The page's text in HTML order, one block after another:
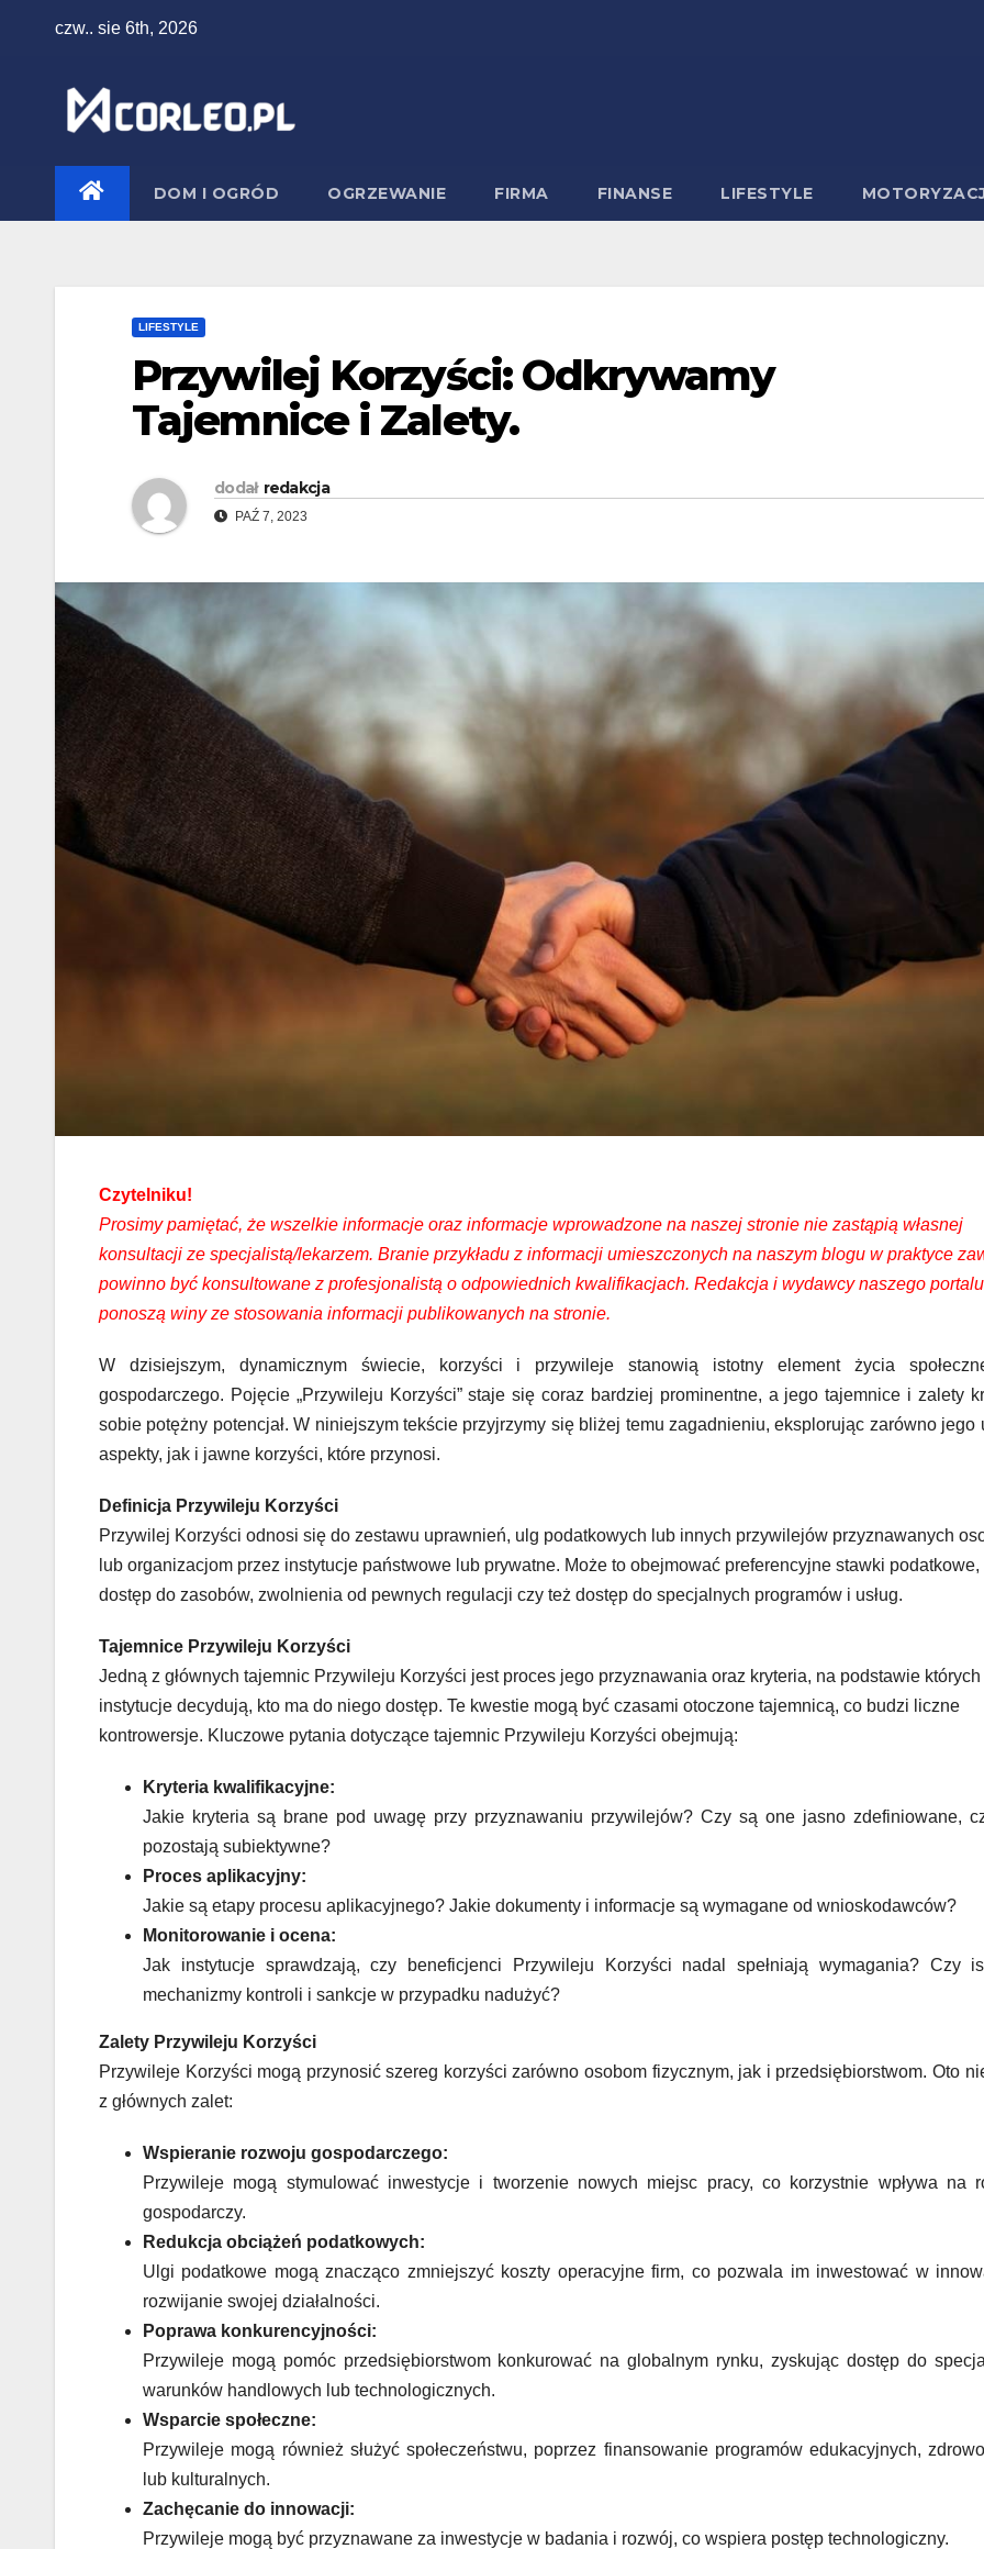
czw.. sie 6th, 2026
DOM I OGRÓD OGRZEWANIE FIRMA FINANSE LIFESTYLE
LIFESTYLE
Przywilej Korzyści: Odkrywamy
Tajemnice i Zalety.
dodał redakcja
PAŹ 7, 2023
Czytelniku!
Prosimy pamiętać, że wszelkie informacje oraz informacje wprowadzone na naszej stronie nie zastąpią własnej
konsultacji ze specjalistą/lekarzem. Branie przykładu z informacji umieszczonych na naszym blogu w praktyce
powinno być konsultowane z profesjonalistą o odpowiednich kwalifikacjach. Redakcja i wydawcy naszego
ponoszą winy ze stosowania informacji publikowanych na stronie.
W dzisiejszym, dynamicznym świecie, korzyści i przywileje stanowią istotny element życia
gospodarczego. Pojęcie „Przywileju Korzyści” staje się coraz bardziej prominentne, a jego tajemnice i zalety
sobie potężny potencjał. W niniejszym tekście przyjrzymy się bliżej temu zagadnieniu, eksplorując zarówno jego
aspekty, jak i jawne korzyści, które przynosi.
Definicja Przywileju Korzyści
Przywilej Korzyści odnosi się do zestawu uprawnień, ulg podatkowych lub innych przywilejów przyznawanych
lub organizacjom przez instytucje państwowe lub prywatne. Może to obejmować preferencyjne stawki podatkowe,
dostęp do zasobów, zwolnienia od pewnych regulacji czy też dostęp do specjalnych programów i usług.
Tajemnice Przywileju Korzyści
Jedną z głównych tajemnic Przywileju Korzyści jest proces jego przyznawania oraz kryteria, na podstawie których
instytucje decydują, kto ma do niego dostęp. Te kwestie mogą być czasami otoczone tajemnicą, co budzi liczne
kontrowersje. Kluczowe pytania dotyczące tajemnic Przywileju Korzyści obejmują:
Kryteria kwalifikacyjne:
Jakie kryteria są brane pod uwagę przy przyznawaniu przywilejów? Czy są one jasno zdefiniowane,
pozostają subiektywne?
Proces aplikacyjny:
Jakie są etapy procesu aplikacyjnego? Jakie dokumenty i informacje są wymagane od wnioskodawców?
Monitorowanie i ocena:
Jak instytucje sprawdzają, czy beneficjenci Przywileju Korzyści nadal spełniają wymagania? Czy
mechanizmy kontroli i sankcje w przypadku nadużyć?
Zalety Przywileju Korzyści
Przywileje Korzyści mogą przynosić szereg korzyści zarówno osobom fizycznym, jak i przedsiębiorstwom. Oto
z głównych zalet:
Wspieranie rozwoju gospodarczego:
Przywileje mogą stymulować inwestycje i tworzenie nowych miejsc pracy, co korzystnie wpływa na
gospodarczy.
Redukcja obciążeń podatkowych:
Ulgi podatkowe mogą znacząco zmniejszyć koszty operacyjne firm, co pozwala im inwestować w
rozwijanie swojej działalności.
Poprawa konkurencyjności:
Przywileje mogą pomóc przedsiębiorstwom konkurować na globalnym rynku, zyskując dostęp do
warunków handlowych lub technologicznych.
Wsparcie społeczne:
Przywileje mogą również służyć społeczeństwu, poprzez finansowanie programów edukacyjnych,
lub kulturalnych.
Zachęcanie do innowacji:
Przywileje mogą być przyznawane za inwestycje w badania i rozwój, co wspiera postęp technologiczny.